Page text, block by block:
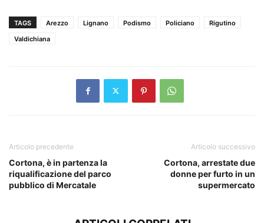
TAGS Arezzo Lignano Podismo Policiano
Rigutino
Valdichiana
Articolo precedente
Cortona, è in partenza la
riqualificazione del parco
pubblico di Mercatale
Articolo successivo
Cortona, arrestate due
donne per furto in un
supermercato